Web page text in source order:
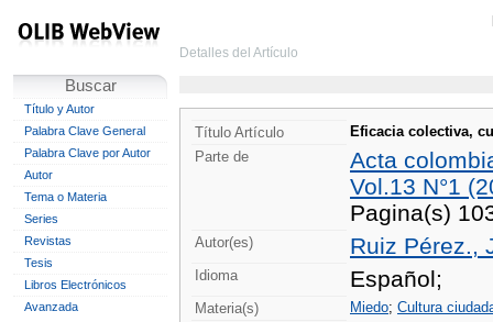
Buscar
Título y Autor
Palabra Clave General
Palabra Clave por Autor
Autor
Tema o Materia
Series
Revistas
Tesis
Libros Electrónicos
Avanzada
Detalles del Artículo
Título Artículo
Eficacia colectiva,
Parte de
Acta
Vol.13 N°1
Pagina(s)
Autor(es) Ruiz Pérez.,
Idioma Español;
Materia(s) Miedo; Cultura